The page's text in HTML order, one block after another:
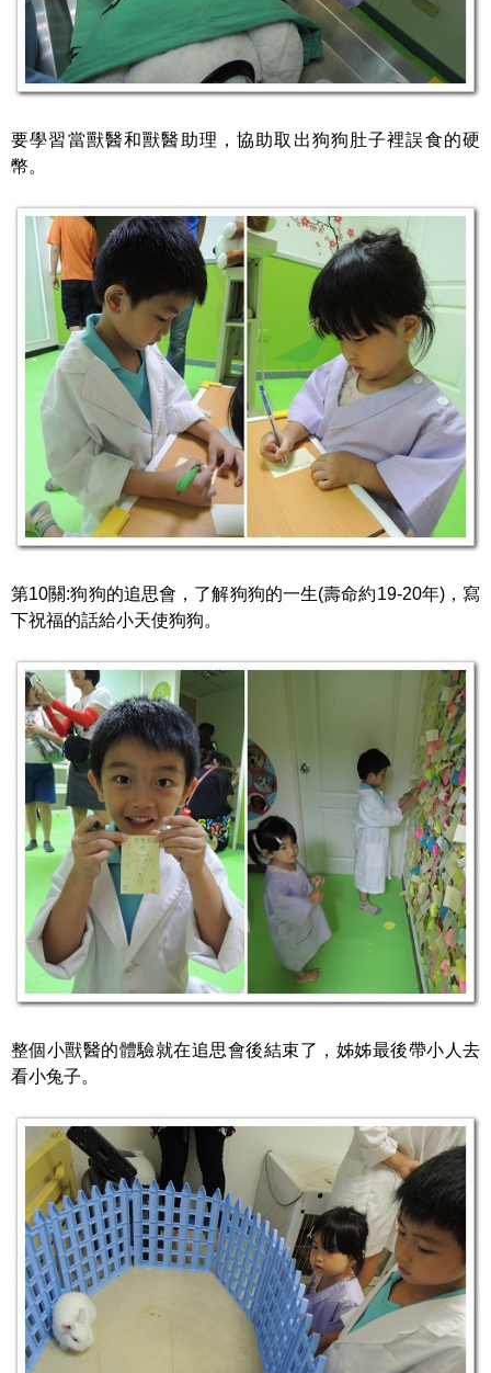
要學習當獸醫和獸醫助理，協助取出狗狗肚子裡誤食的硬
幣。
第10關:狗狗的追思會，了解狗狗的一生(壽命約19-20年)，寫
下祝福的話給小天使狗狗。
整個小獸醫的體驗就在追思會後結束了，姊姊最後帶小人去
看小兔子。